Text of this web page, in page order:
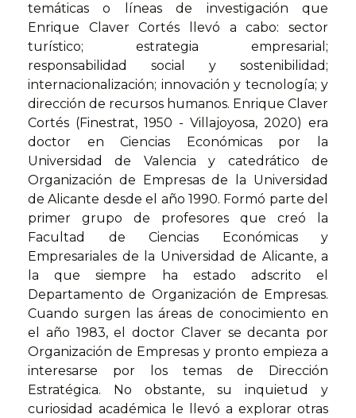
temáticas o líneas de investigación que
Enrique Claver Cortés llevó a cabo: sector
turístico; estrategia empresarial;
responsabilidad social y sostenibilidad;
internacionalización; innovación y tecnología; y
dirección de recursos humanos. Enrique Claver
Cortés (Finestrat, 1950 - Villajoyosa, 2020) era
doctor en Ciencias Económicas por la
Universidad de Valencia y catedrático de
Organización de Empresas de la Universidad
de Alicante desde el año 1990. Formó parte del
primer grupo de profesores que creó la
Facultad de Ciencias Económicas y
Empresariales de la Universidad de Alicante, a
la que siempre ha estado adscrito el
Departamento de Organización de Empresas.
Cuando surgen las áreas de conocimiento en
el año 1983, el doctor Claver se decanta por
Organización de Empresas y pronto empieza a
interesarse por los temas de Dirección
Estratégica. No obstante, su inquietud y
curiosidad académica le llevó a explorar otras